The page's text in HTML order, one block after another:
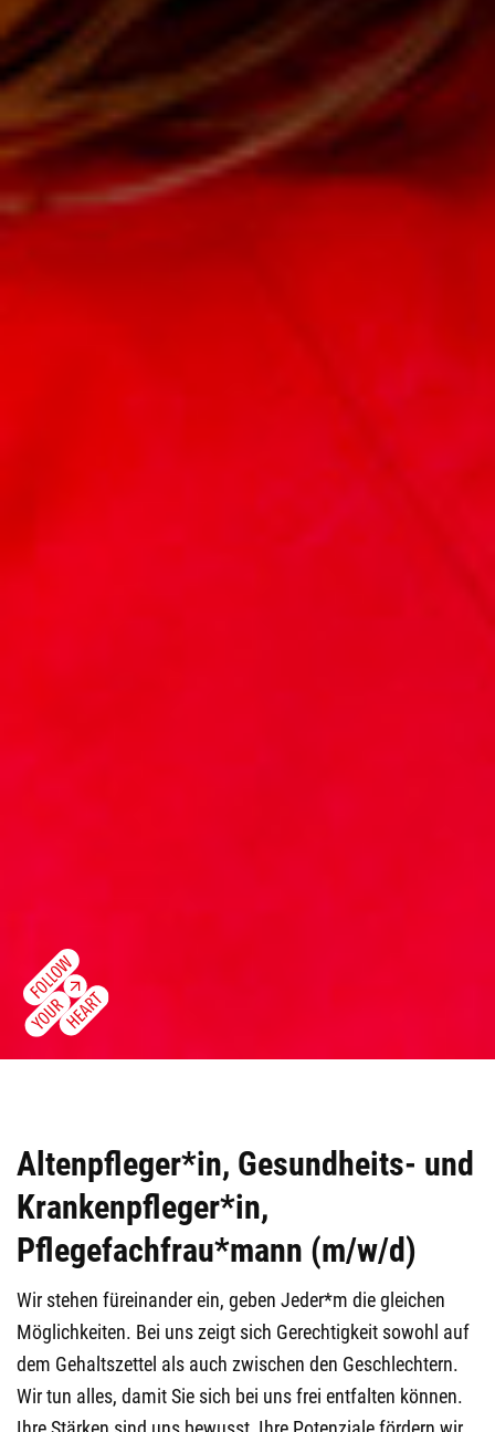
Altenpfleger*in, Gesundheits- und
Krankenpfleger*in,
Pflegefachfrau*mann (m/w/d)
Wir stehen füreinander ein, geben Jeder*m die gleichen
Möglichkeiten. Bei uns zeigt sich Gerechtigkeit sowohl auf
dem Gehaltszettel als auch zwischen den Geschlechtern.
Wir tun alles, damit Sie sich bei uns frei entfalten können.